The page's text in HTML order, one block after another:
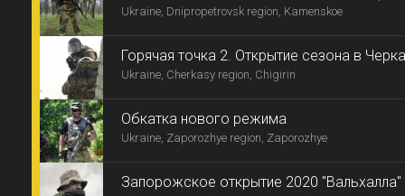
Ukraine, Dnipropetrovsk region, Kamenskoe
Горячая точка 2. Открытие сезона в
Ukraine, Cherkasy region, Chigirin
Обкатка нового режима
Ukraine, Zaporozhye region, Zaporozhye
Запорожское открытие 2020 "Вальхалла"